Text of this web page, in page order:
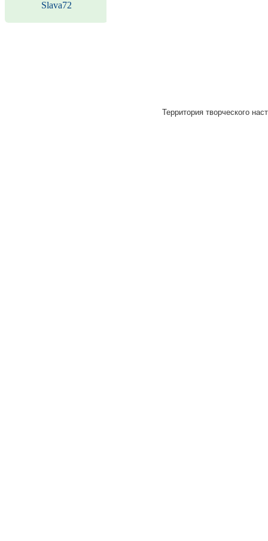
Slava72
Территория творческого